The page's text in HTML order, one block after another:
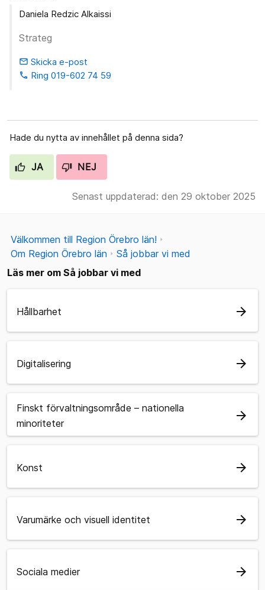
Daniela Redzic Alkaissi
Strateg
email Skicka e-post
phone Ring 019-602 74 59
Hade du nytta av innehållet på denna sida?
JA NEJ
Senast uppdaterad: den 29 oktober 2025
Välkommen till Region Örebro län!
Om Region Örebro län
Så jobbar vi med
Läs mer om Så jobbar vi med
Hållbarhet arrow_forward
Digitalisering arrow_forward
Finskt förvaltningsområde – nationella
minoriteter
arrow_forward
Konst arrow_forward
Varumärke och visuell identitet arrow_forward
Sociala medier arrow_forward